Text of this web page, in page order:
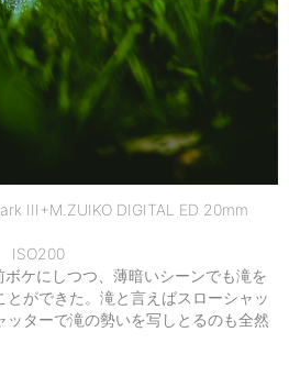
III+M.ZUIKO DIGITAL ED 20mm
ISO200
ケにしつつ、薄暗いシーンでも滝を
ができた。滝と言えばスローシャッ
ッターで滝の勢いを写しとるのも全然